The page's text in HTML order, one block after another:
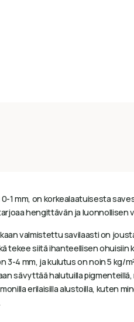
1 mm, on korkealaatuisesta
hengittävän ja luonnollisen
valmistettu savilaasti on
tekee siitä ihanteellisen ohuisiin
3-4 mm, ja kulutus on noin 5 kg/
sävyttää halutuilla
erilaisilla alustoilla, kuten